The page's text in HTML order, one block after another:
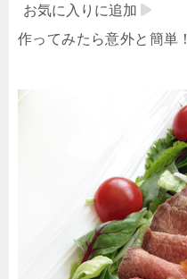
お気に入りに追加
作ってみたら意外と簡単！